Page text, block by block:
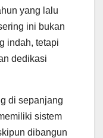
yang lalu
ini bukan
indah, tetapi
dedikasi
di sepanjang
sistem
dibangun